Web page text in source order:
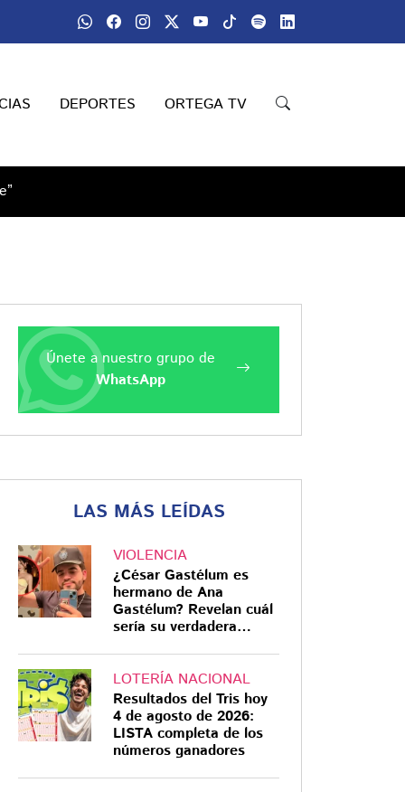
DEPORTES ORTEGA TV
Únete a nuestro grupo de
WhatsApp
LAS MÁS LEÍDAS
VIOLENCIA
¿César Gastélum es
hermano de Ana
Gastélum? Revelan cuál
sería su verdadera
LOTERÍA NACIONAL
Resultados del Tris hoy
4 de agosto de 2026:
LISTA completa de los
números ganadores